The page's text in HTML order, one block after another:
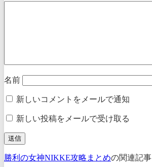
名前
新しいコメントをメールで通知
新しい投稿をメールで受け取る
勝利の女神NIKKE攻略まとめの関連記事